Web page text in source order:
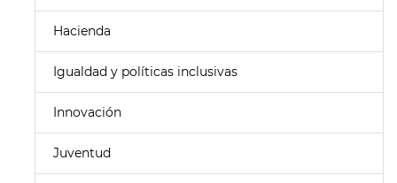
Hacienda
Igualdad y políticas inclusivas
Innovación
Juventud